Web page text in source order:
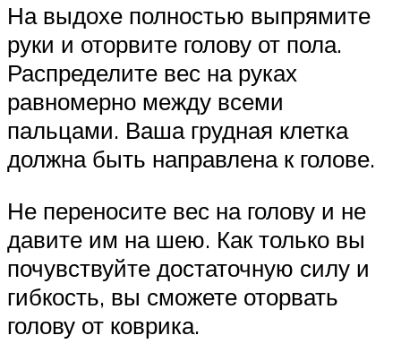
На выдохе полностью выпрямите
руки и оторвите голову от пола.
Распределите вес на руках
равномерно между всеми
пальцами. Ваша грудная клетка
должна быть направлена к голове.
Не переносите вес на голову и не
давите им на шею. Как только вы
почувствуйте достаточную силу и
гибкость, вы сможете оторвать
голову от коврика.